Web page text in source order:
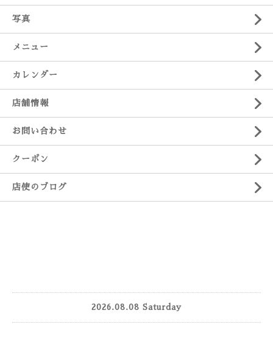
写真
メニュー
カレンダー
店舗情報
お問い合わせ
クーポン
店使のブログ
2026.08.08 Saturday